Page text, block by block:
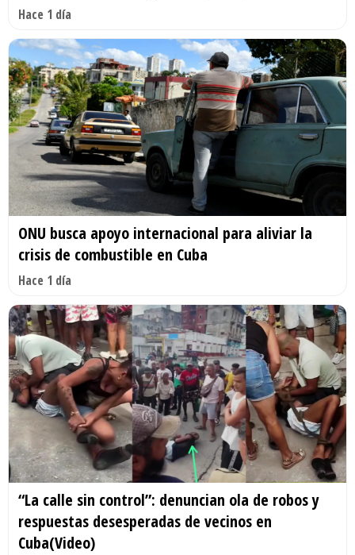
Hace 1 día
ONU busca apoyo internacional para aliviar la
crisis de combustible en Cuba
Hace 1 día
“La calle sin control”: denuncian ola de robos y
respuestas desesperadas de vecinos en
Cuba(Video)